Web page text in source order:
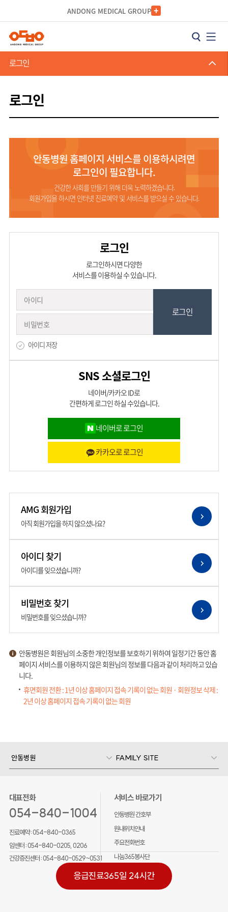
ANDONG MEDICAL GROUP
로그인
로그인
안동병원 홈페이지 서비스를 이용하시려면
로그인이 필요합니다.
건강한 사회를 만들기 위해 더욱 노력하겠습니다.
회원가입을 하시면 인터넷 진료예약 및 서비스를 받으실 수 있습니다.
로그인
로그인하시면 다양한
서비스를 이용하실 수 있습니다.
아이디 저장
SNS 소셜로그인
네이버/카카오 ID로
간편하게 로그인 하실 수있습니다.
네이버로 로그인
카카오로 로그인
AMG 회원가입
아직 회원가입을 하지 않으셨나요?
아이디 찾기
아이디를 잊으셨습니까?
비밀번호 찾기
비밀번호를 잊으셨습니까?
안동병원은 회원님의 소중한 개인정보를 보호하기 위하여 일정기간 동안 홈
페이지 서비스를 이용하지 않은 회원님의 정보를 다음과 같이 처리하고 있습
니다.
휴면회원 전환 : 1년 이상 홈페이지 접속 기록이 없는 회원 · 회원정보 삭제 :
2년 이상 홈페이지 접속 기록이 없는 회원
안동병원 FAMILY SITE
대표전화
054-840-1004
진료예약 :054-840-0365
암센터 :054-840-0205, 0206
건강증진센터 :054-840-0529~0531
서비스 바로가기
안동병원 간호부
원내위치안내
주요전화번호
나눔365봉사단
응급진료365일 24시간